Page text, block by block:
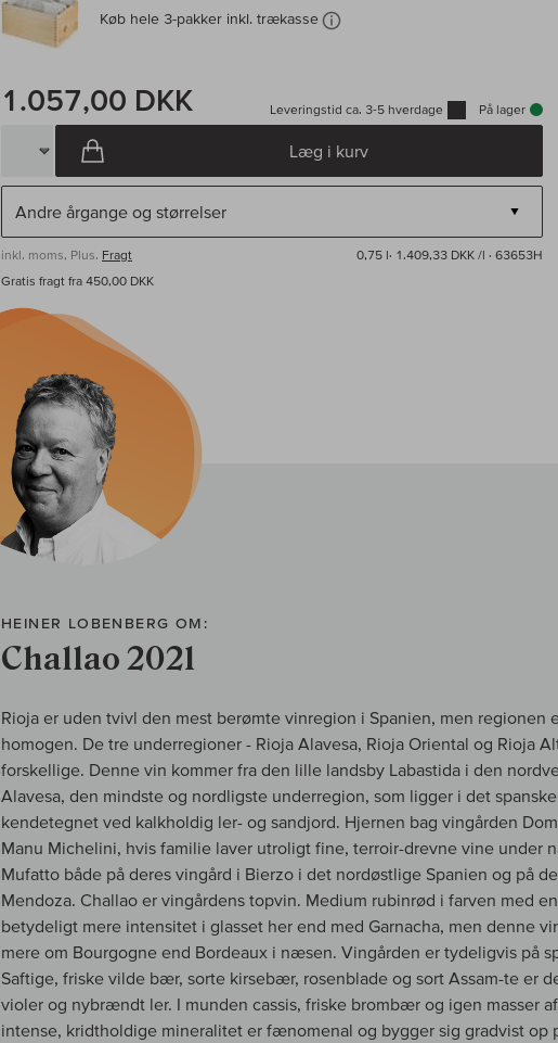
Køb hele 3-pakker inkl. trækasse
1.057,00 DKK Leveringstid ca. 3-5 hverdage På lager
Læg i kurv
inkl. moms, Plus. Fragt 0,75 l· 1.409,33 DKK /l · 63653H
Gratis fragt fra 450,00 DKK
HEINER LOBENBERG OM:
Challao 2021
Rioja er uden tvivl den mest berømte vinregion i Spanien, men regionen
homogen. De tre underregioner - Rioja Alavesa, Rioja Oriental og Rioja
forskellige. Denne vin kommer fra den lille landsby Labastida i den
Alavesa, den mindste og nordligste underregion, som ligger i det
kendetegnet ved kalkholdig ler- og sandjord. Hjernen bag vingården
Manu Michelini, hvis familie laver utroligt fine, terroir-drevne vine under
Mufatto både på deres vingård i Bierzo i det nordøstlige Spanien og på
Mendoza. Challao er vingårdens topvin. Medium rubinrød i farven med
betydeligt mere intensitet i glasset her end med Garnacha, men denne
mere om Bourgogne end Bordeaux i næsen. Vingården er tydeligvis på
Saftige, friske vilde bær, sorte kirsebær, rosenblade og sort Assam-te er
violer og nybrændt ler. I munden cassis, friske brombær og igen masser
intense, kridtholdige mineralitet er fænomenal og bygger sig gradvist op